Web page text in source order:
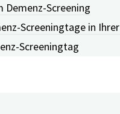
Demenz-Screening
Screeningtage in
Screeningtag